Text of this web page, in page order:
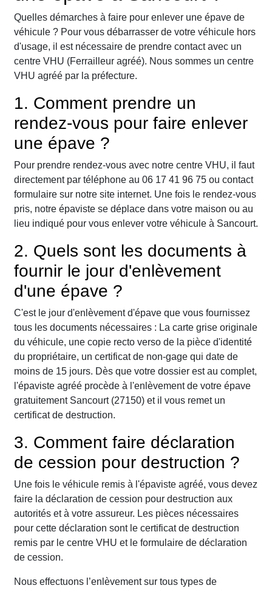
Quelles démarches à faire pour enlever une épave de
véhicule ? Pour vous débarrasser de votre véhicule hors
d'usage, il est nécessaire de prendre contact avec un
centre VHU (Ferrailleur agréé). Nous sommes un centre
VHU agréé par la préfecture.
1. Comment prendre un
rendez-vous pour faire enlever
une épave ?
Pour prendre rendez-vous avec notre centre VHU, il faut
directement par téléphone au 06 17 41 96 75 ou contact
formulaire sur notre site internet. Une fois le rendez-vous
pris, notre épaviste se déplace dans votre maison ou au
lieu indiqué pour vous enlever votre véhicule à Sancourt.
2. Quels sont les documents à
fournir le jour d'enlèvement
d'une épave ?
C'est le jour d'enlèvement d'épave que vous fournissez
tous les documents nécessaires : La carte grise originale
du véhicule, une copie recto verso de la pièce d'identité
du propriétaire, un certificat de non-gage qui date de
moins de 15 jours. Dès que votre dossier est au complet,
l'épaviste agréé procède à l'enlèvement de votre épave
gratuitement Sancourt (27150) et il vous remet un
certificat de destruction.
3. Comment faire déclaration
de cession pour destruction ?
Une fois le véhicule remis à l'épaviste agréé, vous devez
faire la déclaration de cession pour destruction aux
autorités et à votre assureur. Les pièces nécessaires
pour cette déclaration sont le certificat de destruction
remis par le centre VHU et le formulaire de déclaration
de cession.
Nous effectuons l’enlèvement sur tous types de